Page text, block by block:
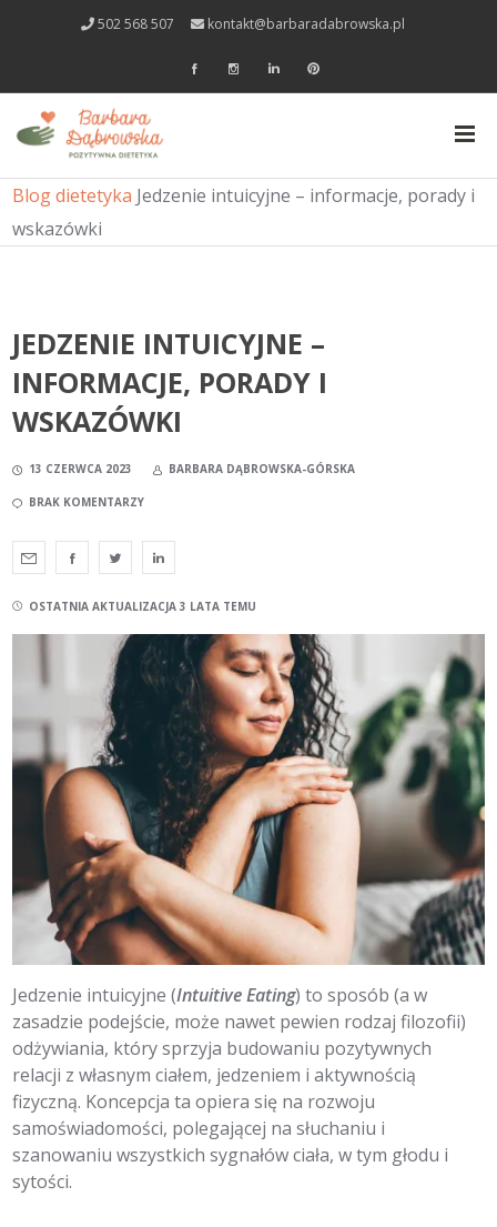
502 568 507 kontakt@barbaradabrowska.pl
Blog dietetyka Jedzenie intuicyjne – informacje, porady i
wskazówki
JEDZENIE INTUICYJNE –
INFORMACJE, PORADY I
WSKAZÓWKI
13 CZERWCA 2023 BARBARA DĄBROWSKA-GÓRSKA
BRAK KOMENTARZY
OSTATNIA AKTUALIZACJA 3 LATA TEMU
Jedzenie intuicyjne (Intuitive Eating) to sposób (a w
zasadzie podejście, może nawet pewien rodzaj filozofii)
odżywiania, który sprzyja budowaniu pozytywnych
relacji z własnym ciałem, jedzeniem i aktywnością
fizyczną. Koncepcja ta opiera się na rozwoju
samoświadomości, polegającej na słuchaniu i
szanowaniu wszystkich sygnałów ciała, w tym głodu i
sytości.